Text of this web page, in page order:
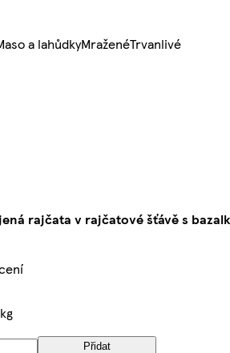
a lahůdkyMraženéTrvanlivé
rajčata v rajčatové šťávě s
Přidat